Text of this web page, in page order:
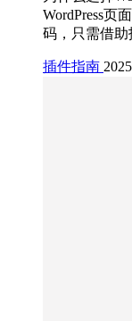
WordPress页
码，只需借
插件指南